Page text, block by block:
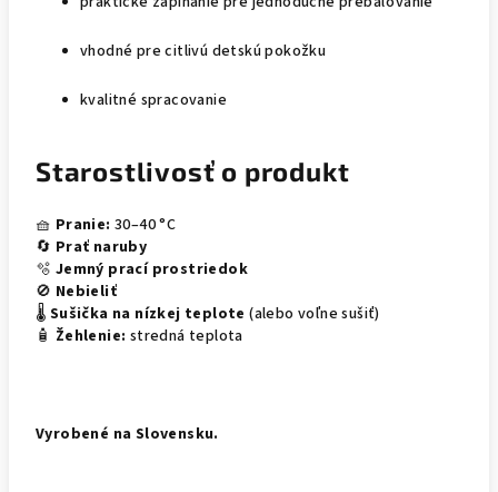
vhodné pre citlivú detskú pokožku
kvalitné spracovanie
Starostlivosť o produkt
🧺 Pranie: 30–40 °C
🔄 Prať naruby
🫧 Jemný prací prostriedok
🚫 Nebieliť
🌡️ Sušička na nízkej teplote (alebo voľne sušiť)
🧴 Žehlenie: stredná teplota
Vyrobené na Slovensku.